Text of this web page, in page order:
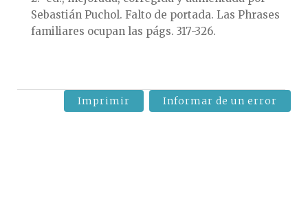
Sebastián Puchol. Falto de portada. Las Phrases
familiares ocupan las págs. 317-326.
Imprimir Informar de un error